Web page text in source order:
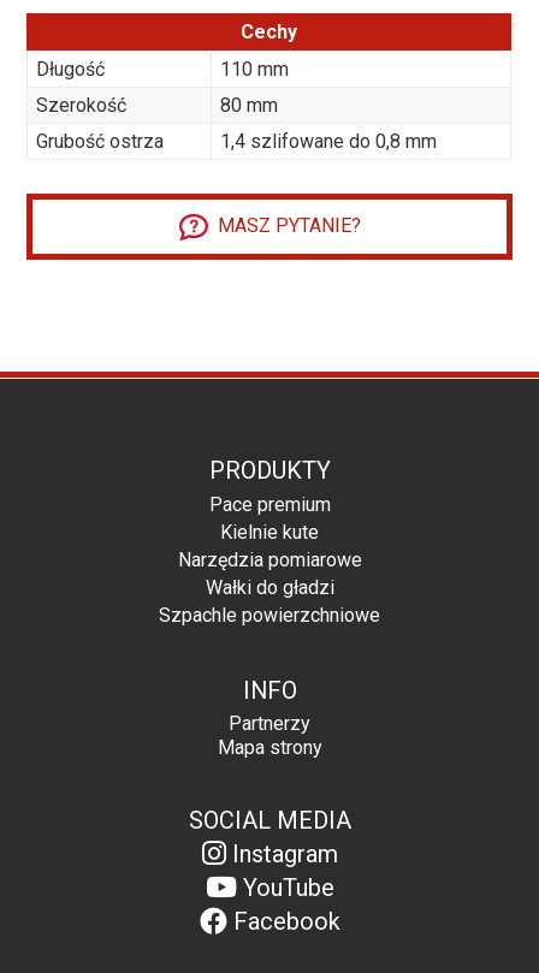
Cechy
Długość
110 mm
Szerokość
80 mm
Grubość ostrza
1,4 szlifowane do 0,8 mm
MASZ PYTANIE?
PRODUKTY
Pace premium
Kielnie kute
Narzędzia pomiarowe
Wałki do gładzi
Szpachle powierzchniowe
INFO
Partnerzy
Mapa strony
SOCIAL MEDIA
Instagram
YouTube
Facebook